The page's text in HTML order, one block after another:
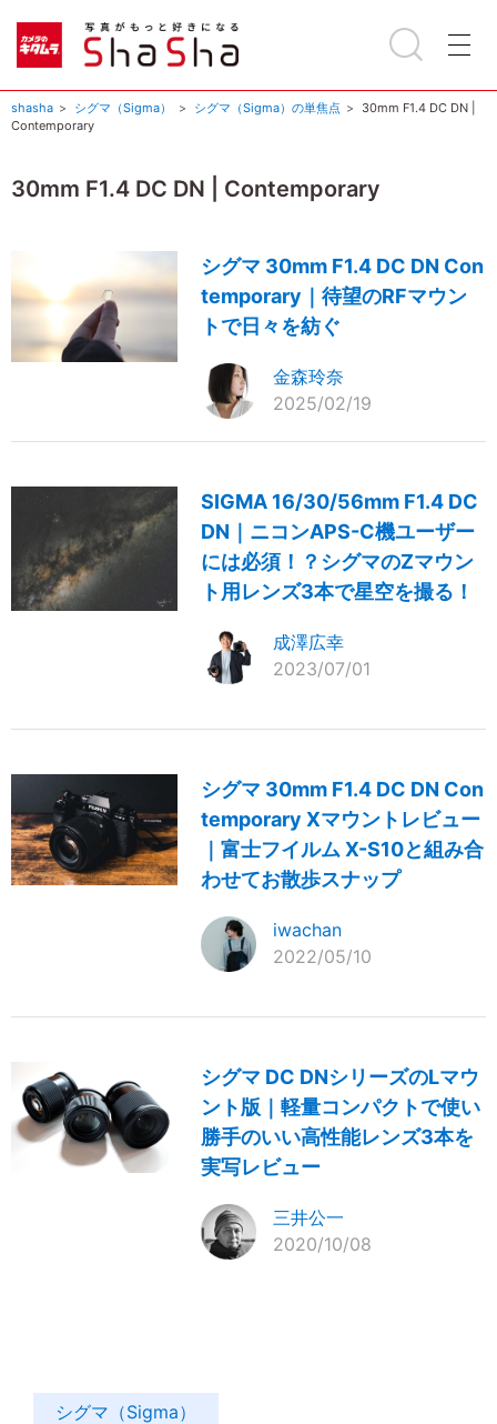
shasha シグマ（Sigma） シグマ（Sigma）の単焦点
30mm F1.4 DC DN |
Contemporary
30mm F1.4 DC DN | Contemporary
シグマ 30mm F1.4 DC DN Con
temporary｜待望のRFマウン
トで日々を紡ぐ
金森玲奈
2025/02/19
SIGMA 16/30/56mm F1.4 DC
DN｜ニコンAPS-C機ユーザー
には必須！？シグマのZマウン
ト用レンズ3本で星空を撮る！
成澤広幸
2023/07/01
シグマ 30mm F1.4 DC DN Con
temporary Xマウントレビュー
｜富士フイルム X-S10と組み合
わせてお散歩スナップ
iwachan
2022/05/10
シグマ DC DNシリーズのLマウ
ント版｜軽量コンパクトで使い
勝手のいい高性能レンズ3本を
実写レビュー
三井公一
2020/10/08
シグマ（Sigma）